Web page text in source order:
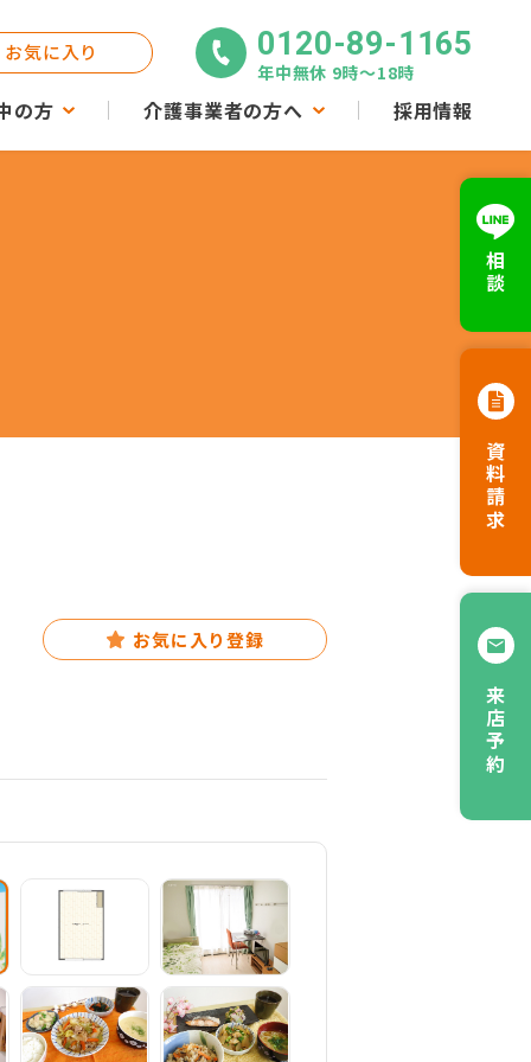
の方 介護事業者の方へ 採用情報
お気に入り 0120-89-1165
年中無休 9時〜18時
相談
資料請求
来店予約
お気に入り登録